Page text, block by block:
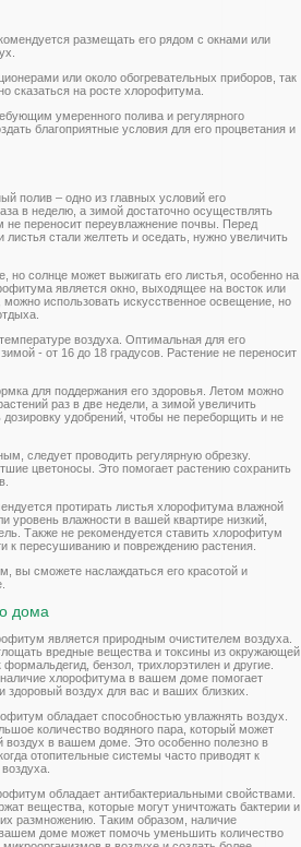
размещать его рядом с окнами или
или около обогревательных приборов, так
сказаться на росте хлорофитума.
умеренного полива и регулярного
благоприятные условия для его процветания и
полив – одно из главных условий его
в неделю, а зимой достаточно осуществлять
не переносит переувлажнение почвы. Перед
стали желтеть и оседать, нужно увеличить
но солнце может выжигать его листья, особенно на
является окно, выходящее на восток или
использовать искусственное освещение, но
воздуха. Оптимальная для его
- от 16 до 18 градусов. Растение не переносит
для поддержания его здоровья. Летом можно
раз в две недели, а зимой увеличить
удобрений, чтобы не переборщить и не
следует проводить регулярную обрезку.
цветоносы. Это помогает растению сохранить
протирать листья хлорофитума влажной
уровень влажности в вашей квартире низкий,
Также не рекомендуется ставить хлорофитум
к пересушиванию и повреждению растения.
вы сможете наслаждаться его красотой и
дома
является природным очистителем воздуха.
вредные вещества и токсины из окружающей
формальдегид, бензол, трихлорэтилен и другие.
хлорофитума в вашем доме помогает
здоровый воздух для вас и ваших близких.
обладает способностью увлажнять воздух.
количество водяного пара, который может
воздух в вашем доме. Это особенно полезно в
отопительные системы часто приводят к
обладает антибактериальными свойствами.
вещества, которые могут уничтожать бактерии и
их размножению. Таким образом, наличие
доме может помочь уменьшить количество